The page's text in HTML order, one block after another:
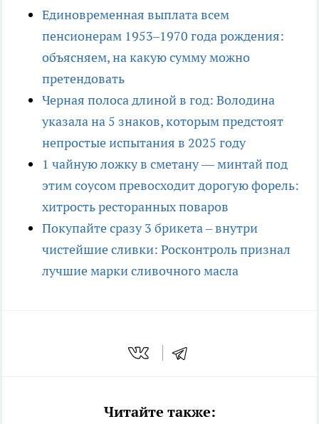
Единовременная выплата всем
пенсионерам 1953–1970 года рождения:
объясняем, на какую сумму можно
претендовать
Черная полоса длиной в год: Володина
указала на 5 знаков, которым предстоят
непростые испытания в 2025 году
1 чайную ложку в сметану — минтай под
этим соусом превосходит дорогую форель:
хитрость ресторанных поваров
Покупайте сразу 3 брикета – внутри
чистейшие сливки: Росконтроль признал
лучшие марки сливочного масла
Читайте также: